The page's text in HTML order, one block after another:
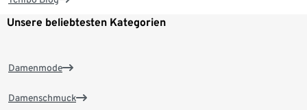
Unsere beliebtesten Kategorien
Damenmode
Damenschmuck